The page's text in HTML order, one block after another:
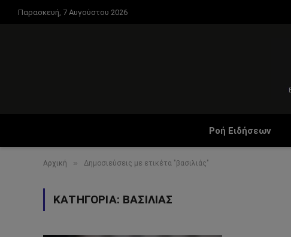
Παρασκευή, 7 Αυγούστου 2026
Ροή Ειδήσεων
Αρχική » Δημοσιεύσεις με ετικέτα "βασιλιάς"
ΚΑΤΗΓΟΡΊΑ: ΒΑΣΙΛΙΆΣ